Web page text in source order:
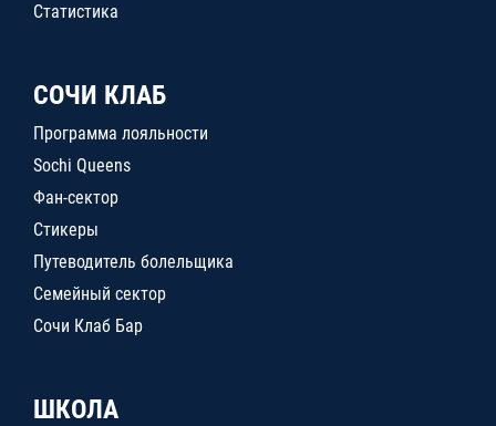
Статистика
СОЧИ КЛАБ
Программа лояльности
Sochi Queens
Фан-сектор
Стикеры
Путеводитель болельщика
Семейный сектор
Сочи Клаб Бар
ШКОЛА